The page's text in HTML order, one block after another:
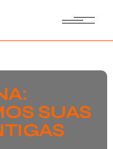
SUAS